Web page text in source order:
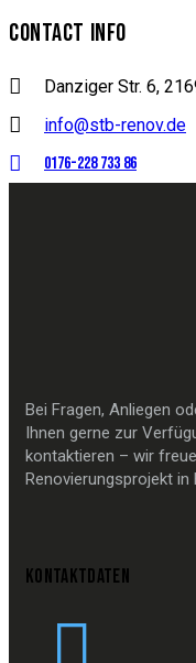
CONTACT INFO
Danziger Str. 6,
info@stb-renov.de
0176-228 733 86
Bei Fragen, Anliegen
Ihnen gerne zur
kontaktieren – wir
Renovierungsprojekt
KONTAKTDATEN